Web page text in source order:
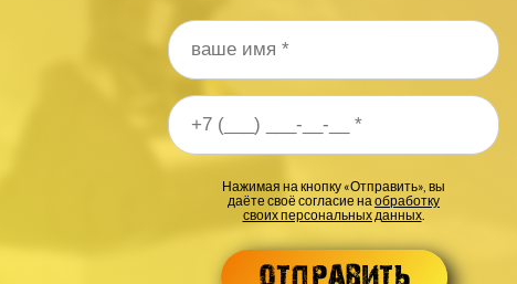
Ваш номер телефона
Нажимая на кнопку «Отправить», вы
даёте своё согласие на обработку
своих персональных данных.